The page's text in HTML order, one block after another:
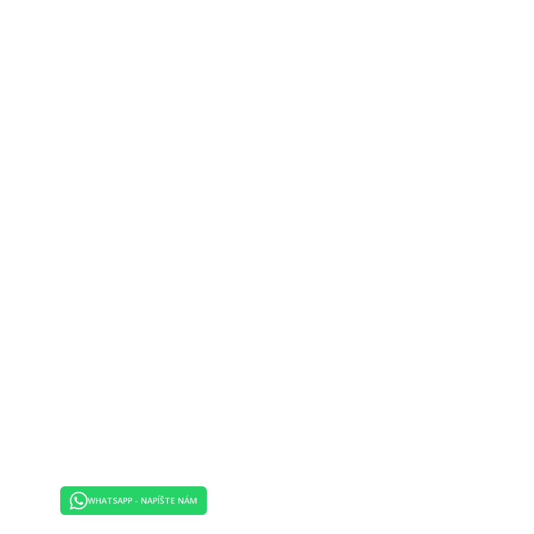
zdarma, detské bazény (1 s možnosťou vyhrievania v zimnom (9 šmykľaviek), nákupná arkáda, miniklub.
uvedené vybavenie)
(odporúčame obuv do vody). Lehátka, slnečníky a osušky zadarmo, plážový bar.
nutná
WHATSAPP - NAPÍŠTE NÁM